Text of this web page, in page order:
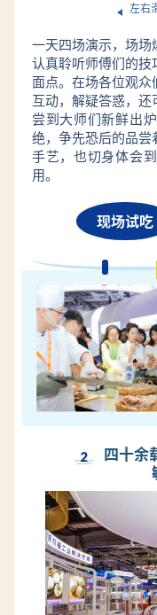
左右
一天四场演示，场场
认真聆听师傅们的
面点。在场各位观
互动，解疑答惑，
尝到大师们新鲜出
绝，争先恐后的品尝
手艺，也切身体会
用。
现场试吃
2
四十余
敏锐